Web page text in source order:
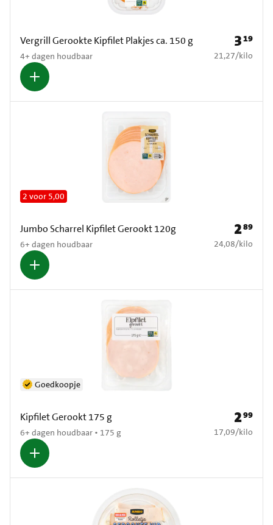
Vergrill Gerookte Kipfilet Plakjes ca. 150 g
4+ dagen houdbaar
Prijs: €
319
€ 21,27 per kilo
21,27/kilo
Jumbo Scharrel Kipfilet Gerookt 120g
6+ dagen houdbaar
2 voor 5,00
Prijs: €
289
€ 24,08 per kilo
24,08/kilo
Kipfilet Gerookt 175 g
6+ dagen houdbaar • 175 g
Goedkoopje
Prijs: €
299
€ 17,09 per kilo
17,09/kilo